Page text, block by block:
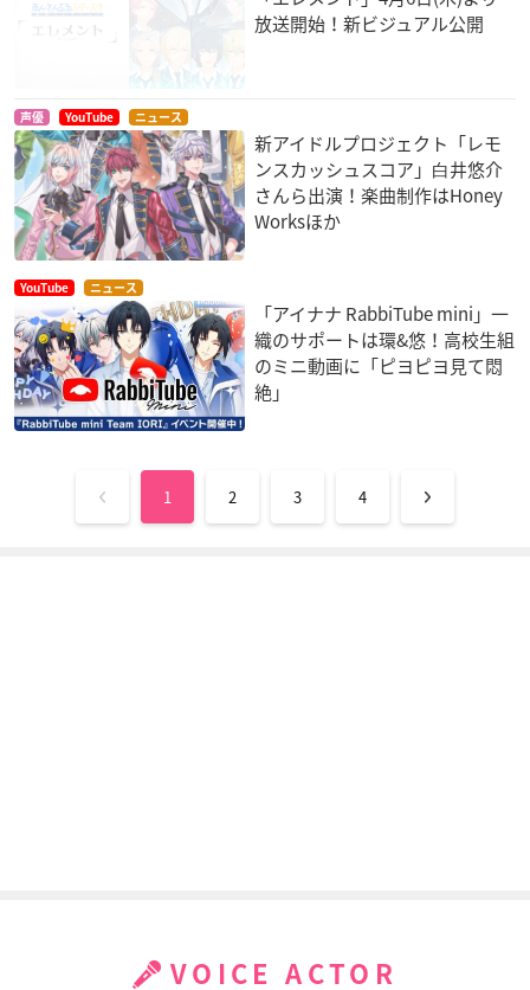
放送開始！新ビジュアル公開
声優 YouTube ニュース
新アイドルプロジェクト「レモ
ンスカッシュスコア」⽩井悠介
さんら出演！楽曲制作はHoney
Worksほか
YouTube ニュース
「アイナナ RabbiTube mini」一
織のサポートは環&悠！高校生組
のミニ動画に「ピヨピヨ見て悶
絶」
1 2 3 4
VOICE ACTOR